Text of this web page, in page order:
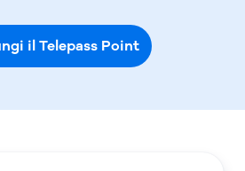
il Telepass Point